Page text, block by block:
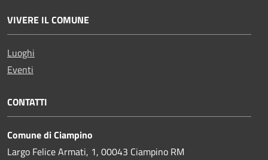
VIVERE IL COMUNE
Luoghi
Eventi
CONTATTI
Comune di Ciampino
Largo Felice Armati, 1, 00043 Ciampino RM